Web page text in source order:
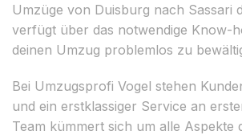
Umzüge von Duisburg nach Sassari
verfügt über das notwendige Know-
deinen Umzug problemlos zu
Bei Umzugsprofi Vogel stehen
und ein erstklassiger Service an
Team kümmert sich um alle Aspekte